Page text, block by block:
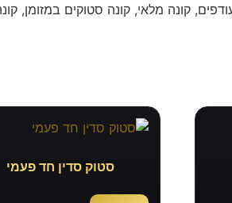
קונה מלאי, קונה סטוקים במזומן,
סטוק סדין חד פעמי